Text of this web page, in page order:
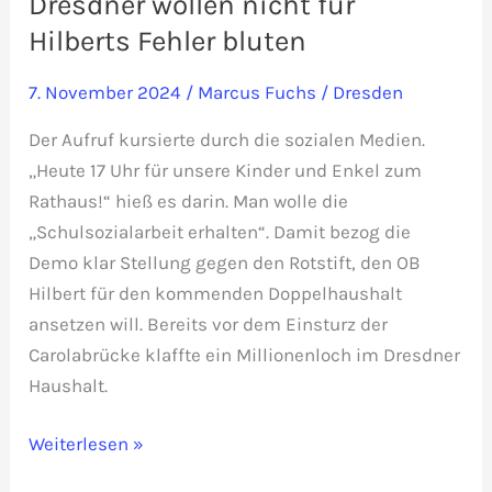
Hilberts Fehler bluten
7. November 2024 / Marcus Fuchs / Dresden
Der Aufruf kursierte durch die sozialen Medien.
„Heute 17 Uhr für unsere Kinder und Enkel zum
Rathaus!“ hieß es darin. Man wolle die
„Schulsozialarbeit erhalten“. Damit bezog die
Demo klar Stellung gegen den Rotstift, den OB
Hilbert für den kommenden Doppelhaushalt
ansetzen will. Bereits vor dem Einsturz der
Carolabrücke klaffte ein Millionenloch im Dresdner
Haushalt.
Dresdner
Weiterlesen »